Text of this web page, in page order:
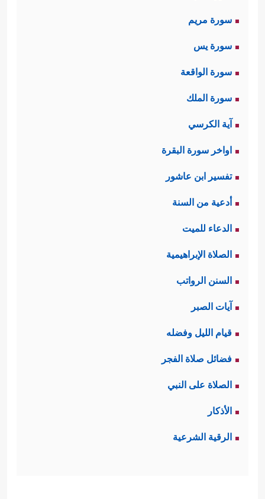
سورة مريم
سورة يس
سورة الواقعة
سورة الملك
آية الكرسي
اواخر سورة البقرة
تفسير ابن عاشور
أدعية من السنة
الدعاء للميت
الصلاة الإبراهيمية
السنن الرواتب
آيات الصبر
قيام الليل وفضله
فضائل صلاة الفجر
الصلاة على النبي
الأذكار
الرقية الشرعية